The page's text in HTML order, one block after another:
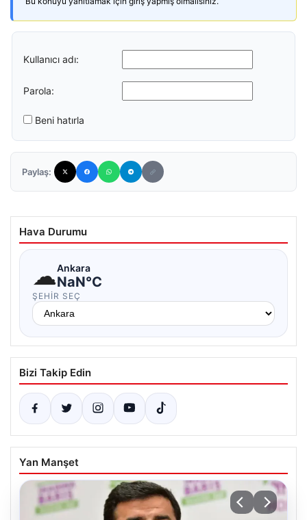
Kullanıcı adı:
Parola:
Beni hatırla
Paylaş:
Hava Durumu
☁Ankara
NaN°C
ŞEHIR SEÇ
Bizi Takip Edin
Yan Manşet